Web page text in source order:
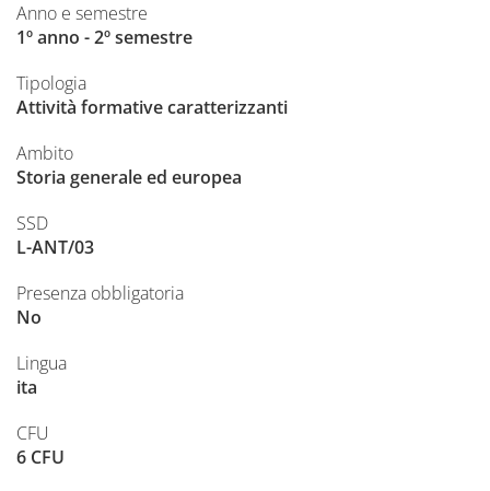
Anno e semestre
1º anno - 2º semestre
Tipologia
Attività formative caratterizzanti
Ambito
Storia generale ed europea
SSD
L-ANT/03
Presenza obbligatoria
No
Lingua
ita
CFU
6 CFU